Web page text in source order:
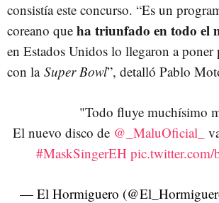
consistía este concurso. “Es un
coreano que ha triunfado en todo el
en Estados Unidos lo llegaron a poner
con la Super Bowl”, detalló Pablo
"Todo fluye muchísimo
El nuevo disco de @_MaluOficial_
#MaskSingerEH
— El Hormiguero